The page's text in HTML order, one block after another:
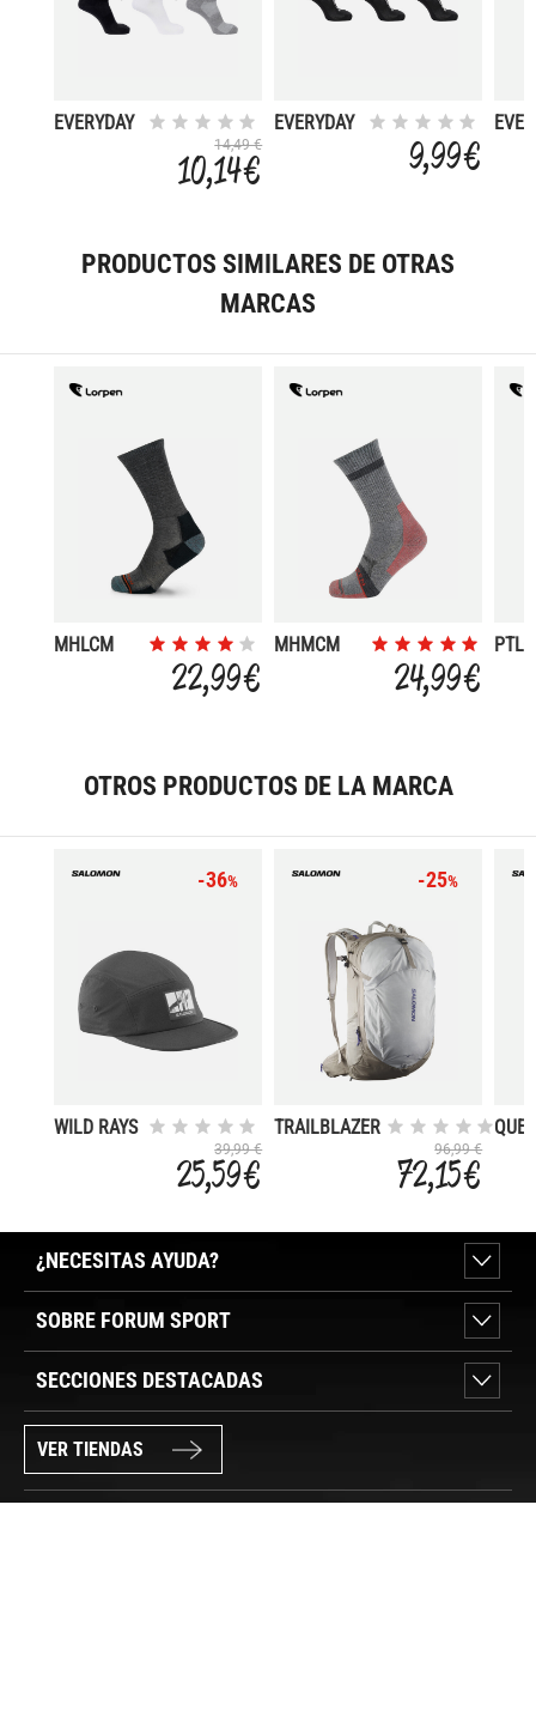
EVERYDAY
14,49 €
10,14 €
EVERYDAY
9,99 €
PRODUCTOS SIMILARES DE OTRAS
MARCAS
MHLCM
22,99 €
MHMCM
24,99 €
OTROS PRODUCTOS DE LA MARCA
-36%
WILD RAYS
39,99 €
25,59 €
-25%
TRAILBLAZER
96,99 €
72,15 €
¿NECESITAS AYUDA?
SOBRE FORUM SPORT
SECCIONES DESTACADAS
VER TIENDAS